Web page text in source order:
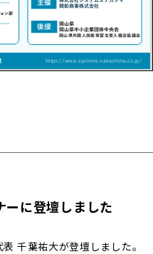
ーに登壇しました
千葉祐大が登壇しました。